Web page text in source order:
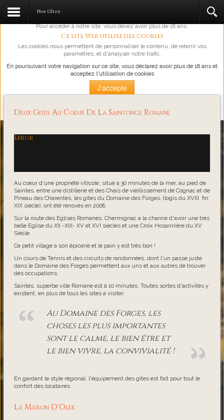
L'abus d'alcool est dangereux pour la santé, à consommer avec
Pour accéder à notre site, vous devez avoir plus de 18 ans.
Ce site Web utilise des cookies
Les cookies nous permettent de personnaliser le contenu, de retenir vos
paramètres, et d'analyser notre trafic.
En poursuivant votre navigation sur ce site, vous déclarez avoir plus de 18 ans et
acceptez l'utilisation de cookies
J'accepte
Loading...
Nos Gîtes
Deux Gites Au Coeur De La Saintonge Romane
Error
Au coeur d'une propriété viticole, situé à 30 minutes de la mer, au pied de
Saintes, entre une distillerie et des Chais de vieillissement de Cognac et de
Pineau des Charentes, les gîtes du Domaine des Forges, (logis du XVIII, fin
XIX siècle), ont été rénovés en 2008.
Sur la route des Eglises Romanes, Chermignac a la chance d'avoir une très
belle Eglise du XII -XIII- XV et XVI siècles et une Croix Hosannière du XV
Siècle.
Ce petit village a son épicerie et le pain y est très bon !
Un cours de Tennis et des circuits de randonnées, dont l'un passe juste
dans le Domaine des Forges permettent aux uns et aux autres de trouver
des occupations.
Saintes, superbe ville Romane est à 10 minutes. Toutes sortes d'activités y
existent, en plus de tous les sites à visiter.
Au Domaine des Forges, les
choses les plus importantes
sont le calme, le bien être et
le bien vivre, la convivialité !
En gardant le style régional, l'équipement des gîtes est fait pour tout le
confort des locataires.
La Maison D'Olek